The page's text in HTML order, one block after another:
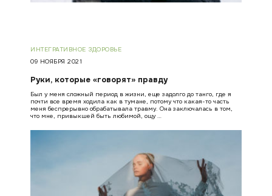
ИНТЕГРАТИВНОЕ ЗДОРОВЬЕ
09 НОЯБРЯ 2021
Руки, которые «говорят» правду
Был у меня сложный период в жизни, еще задолго до танго, где я
почти все время ходила как в тумане, потому что какая-то часть
меня беспрерывно обрабатывала травму. Она заключалась в том,
что мне, привыкшей быть любимой, ощу …